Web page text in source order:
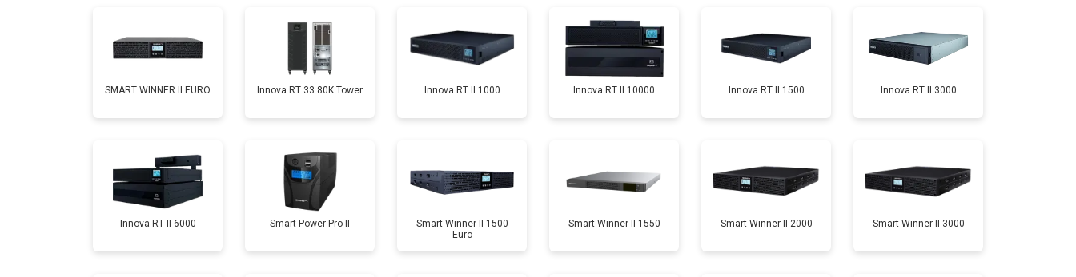
SMART WINNER II EURO Innova RT 33 80K Tower Innova RT II 1000 Innova RT II 10000 Innova RT II 1500 Innova RT II 3000
Innova RT II 6000 Smart Power Pro II
Smart Winner II 1500
Euro
Smart Winner II 1550 Smart Winner II 2000 Smart Winner II 3000